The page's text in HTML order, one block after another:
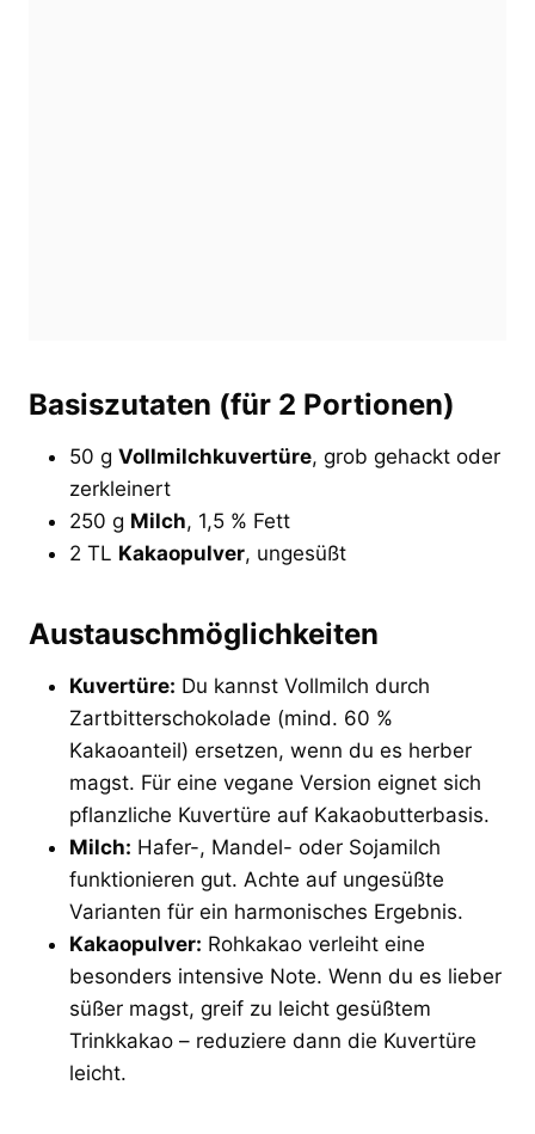
Basiszutaten (für 2 Portionen)
50 g Vollmilchkuvertüre, grob gehackt oder
zerkleinert
250 g Milch, 1,5 % Fett
2 TL Kakaopulver, ungesüßt
Austauschmöglichkeiten
Kuvertüre: Du kannst Vollmilch durch
Zartbitterschokolade (mind. 60 %
Kakaoanteil) ersetzen, wenn du es herber
magst. Für eine vegane Version eignet sich
pflanzliche Kuvertüre auf Kakaobutterbasis.
Milch: Hafer-, Mandel- oder Sojamilch
funktionieren gut. Achte auf ungesüßte
Varianten für ein harmonisches Ergebnis.
Kakaopulver: Rohkakao verleiht eine
besonders intensive Note. Wenn du es lieber
süßer magst, greif zu leicht gesüßtem
Trinkkakao – reduziere dann die Kuvertüre
leicht.